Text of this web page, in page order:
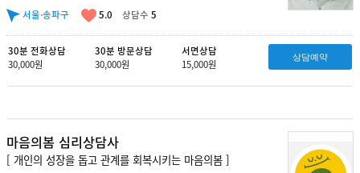
서울·송파구 5.0 상담수 5
30분 전화상담
30,000원
30분 방문상담
30,000원
서면상담
15,000원
상담예약
마음의봄 심리상담사
[ 개인의 성장을 돕고 관계를 회복시키는 마음의봄 ]